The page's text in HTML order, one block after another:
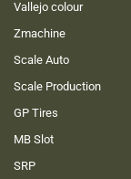
Vallejo colour
Zmachine
Scale Auto
Scale Production
GP Tires
MB Slot
SRP